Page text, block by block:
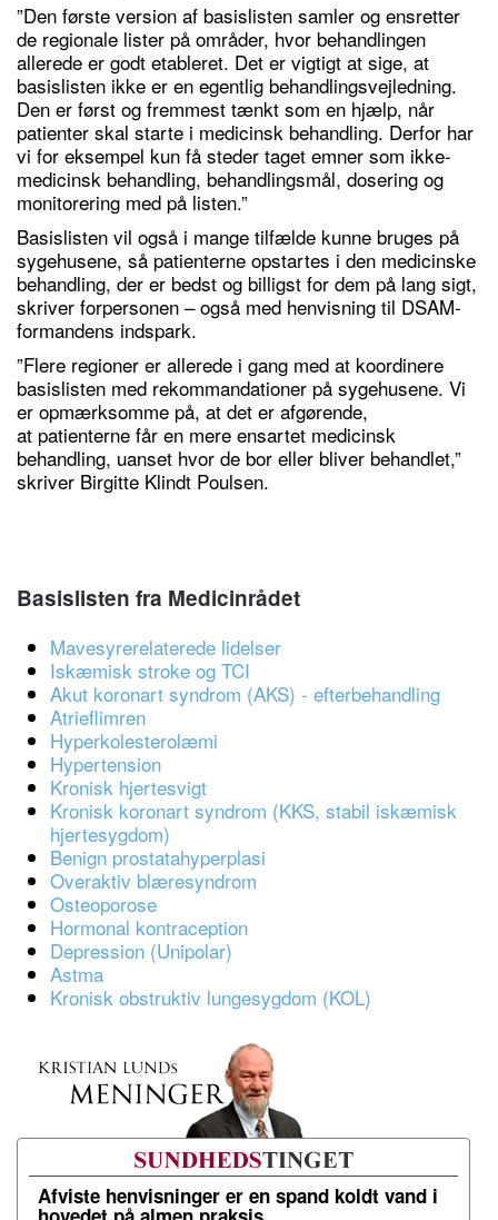
”Den første version af basislisten samler og ensretter
de regionale lister på områder, hvor behandlingen
allerede er godt etableret. Det er vigtigt at sige, at
basislisten ikke er en egentlig behandlingsvejledning.
Den er først og fremmest tænkt som en hjælp, når
patienter skal starte i medicinsk behandling. Derfor har
vi for eksempel kun få steder taget emner som ikke-
medicinsk behandling, behandlingsmål, dosering og
monitorering med på listen.”
Basislisten vil også i mange tilfælde kunne bruges på
sygehusene, så patienterne opstartes i den medicinske
behandling, der er bedst og billigst for dem på lang sigt,
skriver forpersonen – også med henvisning til DSAM-
formandens indspark.
”Flere regioner er allerede i gang med at koordinere
basislisten med rekommandationer på sygehusene. Vi
er opmærksomme på, at det er afgørende,
at patienterne får en mere ensartet medicinsk
behandling, uanset hvor de bor eller bliver behandlet,”
skriver Birgitte Klindt Poulsen.
Basislisten fra Medicinrådet
Mavesyrerelaterede lidelser
Iskæmisk stroke og TCI
Akut koronart syndrom (AKS) - efterbehandling
Atrieflimren
Hyperkolesterolæmi
Hypertension
Kronisk hjertesvigt
Kronisk koronart syndrom (KKS, stabil iskæmisk
hjertesygdom)
Benign prostatahyperplasi
Overaktiv blæresyndrom
Osteoporose
Hormonal kontraception
Depression (Unipolar)
Astma
Kronisk obstruktiv lungesygdom (KOL)
Afviste henvisninger er en spand koldt vand i